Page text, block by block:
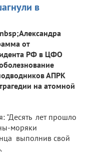
в
от
РФ в ЦФО
АПРК
на атомной
"Десять лет прошло
моряки
выполнив свой